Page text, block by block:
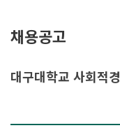
채용공고
대구대학교 사회적